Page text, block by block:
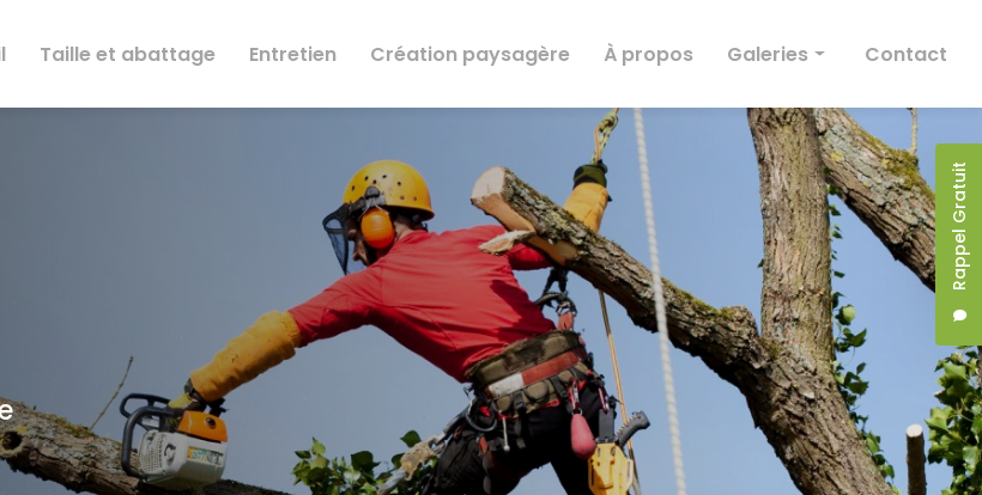
Rappel Gratuit
Taille et abattage Entretien Création paysagère À propos Galeries
Taille et abattage
Entretien
Création paysagère
Contact